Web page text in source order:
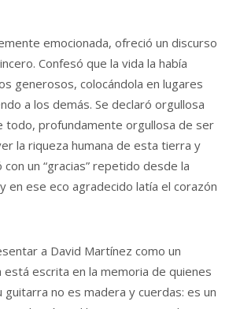
emocionada, ofreció un discurso
Confesó que la vida la había
generosos, colocándola en lugares
a los demás. Se declaró orgullosa
todo, profundamente orgullosa de ser
la riqueza humana de esta tierra y
un “gracias” repetido desde la
en ese eco agradecido latía el corazón
a David Martínez como un
escrita en la memoria de quienes
guitarra no es madera y cuerdas: es un